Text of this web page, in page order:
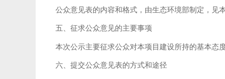
公众意见表的内容和格式，由生态环境部制定，见
五、征求公众意见的主要事项
本次公示主要征求公众对本项目建设所持的基本态
六、提交公众意见表的方式和途径